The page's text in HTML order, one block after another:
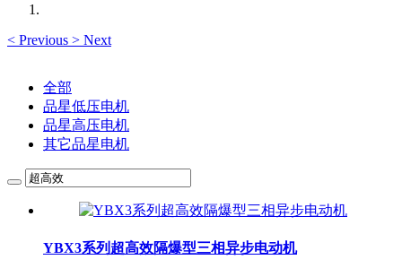
< Previous > Next
全部
品星低压电机
品星高压电机
其它品星电机
YBX3系列超高效隔爆型三相异步电动机